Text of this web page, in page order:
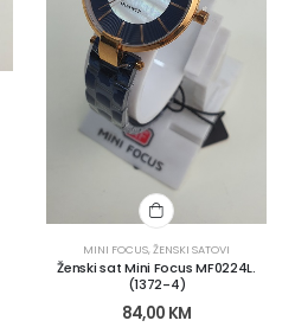
MINI FOCUS,ŽENSKI SATOVI
Ženski sat Mini Focus MF0224L.
(1372-4)
84,00 KM